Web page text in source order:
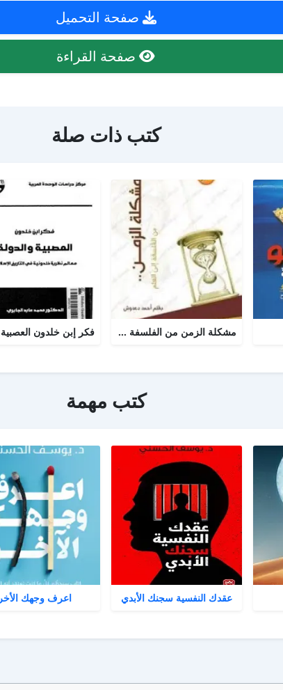
صفحة التحميل
صفحة القراءة
كتب ذات صلة
مشكلة الزمن من الفلسفة الى العلم
كتب مهمة
عقدك النفسية سجنك الأبدي اعرف وجهك الأخر